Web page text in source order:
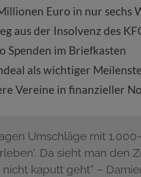
Euro in nur sechs
aus der Insolvenz des
Spenden im Briefkasten
als wichtiger
Vereine in finanzieller
Umschläge mit
Da sieht man den
kaputt geht“ –